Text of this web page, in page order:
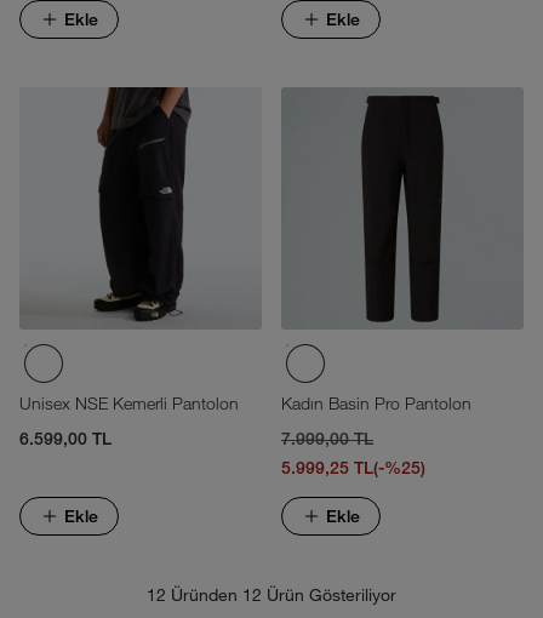
Ekle Ekle
Unisex NSE Kemerli Pantolon
6.599,00 TL
Ekle
Kadın Basin Pro Pantolon
7.999,00 TL
5.999,25 TL(-%25)
Ekle
12 Üründen 12 Ürün Gösteriliyor